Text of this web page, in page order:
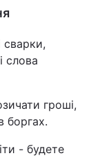
сварки,
слова
гроші,
боргах.
- будете